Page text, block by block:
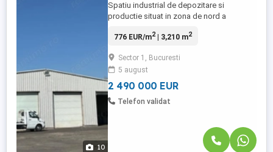
10
Spatiu industrial de depozitare si
productie situat in zona de nord a
centura Odai si DN 1. Proprietatea este
in suprafata de 1820 mp si una de 1267
mp. Cele doua hale sunt amplasate pe un
teren in suprafata de 9065 mp cu ...
776 EUR/m2| 3,210 m2
Sector 1, Bucuresti
5 august
2 490 000 EUR
Telefon validat